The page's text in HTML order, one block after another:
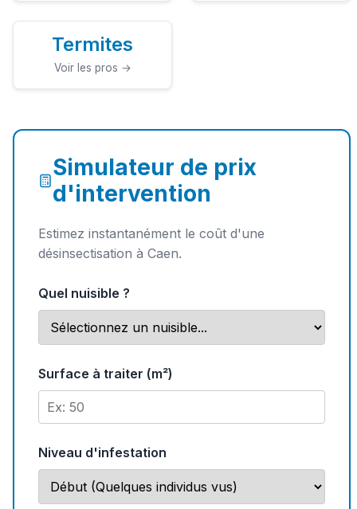
Termites
Voir les pros →
Simulateur de prix
d'intervention
Estimez instantanément le coût d'une
désinsectisation à Caen.
Quel nuisible ?
Surface à traiter (m²)
Niveau d'infestation